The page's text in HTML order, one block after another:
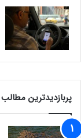
پربازدیدترین مطالب